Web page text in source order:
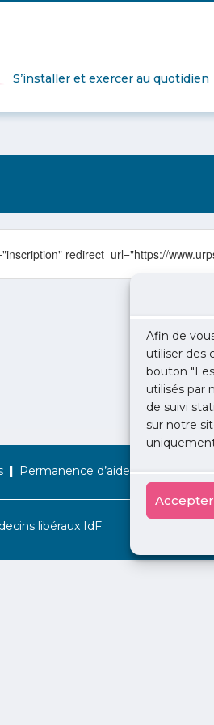
Afin de
utiliser des
bouton
utilisés par
de suivi
sur notre
S’installer et exercer au quotidien
redirect_url="https://
Permanence d’aide à l’installation
libéraux IdF